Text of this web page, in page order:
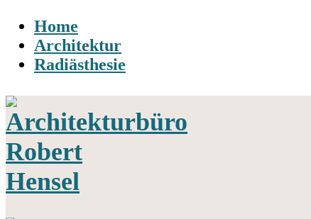
Home
Architektur
Radiästhesie